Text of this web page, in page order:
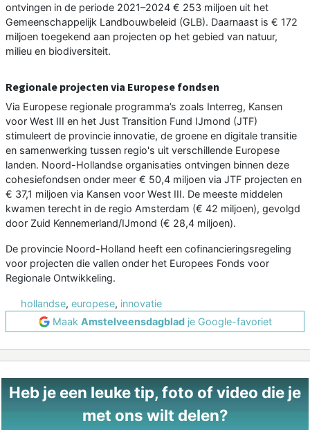
ontvingen in de periode 2021–2024 € 253 miljoen uit het
Gemeenschappelijk Landbouwbeleid (GLB). Daarnaast is € 172
miljoen toegekend aan projecten op het gebied van natuur,
milieu en biodiversiteit.
Regionale projecten via Europese fondsen
Via Europese regionale programma’s zoals Interreg, Kansen
voor West III en het Just Transition Fund IJmond (JTF)
stimuleert de provincie innovatie, de groene en digitale transitie
en samenwerking tussen regio's uit verschillende Europese
landen. Noord-Hollandse organisaties ontvingen binnen deze
cohesiefondsen onder meer € 50,4 miljoen via JTF projecten en
€ 37,1 miljoen via Kansen voor West III. De meeste middelen
kwamen terecht in de regio Amsterdam (€ 42 miljoen), gevolgd
door Zuid Kennemerland/IJmond (€ 28,4 miljoen).
De provincie Noord-Holland heeft een cofinancieringsregeling
voor projecten die vallen onder het Europees Fonds voor
Regionale Ontwikkeling.
hollandse, europese, innovatie
Maak Amstelveensdagbladje Google-favoriet
Heb je een leuke tip, foto of video die je
met ons wilt delen?